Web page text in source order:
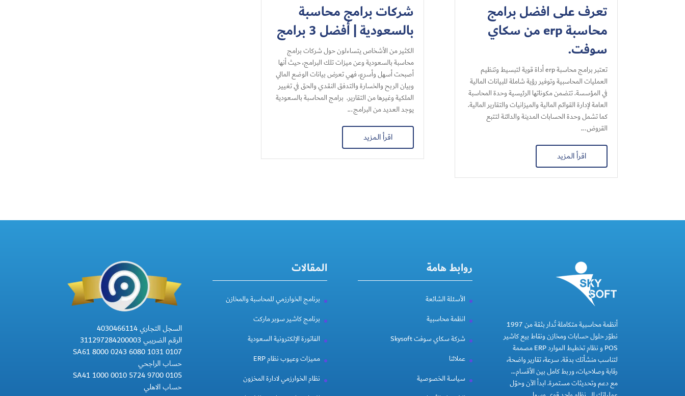
تعرف على افضل برامج
محاسبة erp من سكاي
سوفت.
تعتبر برامج محاسبة erp أداة قوية لتبسيط وتنظيم
العمليات المحاسبية وتوفير رؤية شاملة للبيانات المالية
في المؤسسة. تتضمن مكوناتها الرئيسية وحدة المحاسبة
العامة لإدارة القوائم المالية والميزانيات والتقارير المالية.
كما تشمل وحدة الحسابات المدينة والدائنة لتتبع
القروض...
اقرأ المزيد
شركات برامج محاسبة
بالسعودية | أفضل 3 برامج
الكثير من الأشخاص يتساءلون حول شركات برامج
محاسبة بالسعودية وعن ميزات تلك البرامج، حيث أنها
أصبحت أسهل وأسرع، فهي تعرض بيانات الوضع المالي
وبيان الربح والخسارة والتدفق النقدي والحق في تغيير
الملكية وغيرها من التقارير. برامج المحاسبة بالسعودية
يوجد العديد من البرامج...
اقرأ المزيد
أنظمة محاسبية متكاملة تُدار بثقة من 1997
نطوّر حلول حسابات ومخازن ونقاط بيع كاشير
POS و نظام تخطيط الموارد ERP مصممة
لتناسب منشأتك بدقة. سرعة، تقارير واضحة،
رقابة وصلاحيات، وربط كامل بين الأقسام…
مع دعم وتحديثات مستمرة. ابدأ الآن وحوّل
روابط هامة
الأسئلة الشائعة
انظمة محاسبية
شركة سكاي سوفت Skysoft
عملائنا
سياسة الخصوصية
المقالات
برنامج الخوارزمي للمحاسبة والمخازن
برنامج كاشير سوبر ماركت
الفاتورة الإلكترونية السعودية
مميزات وعيوب نظام ERP
نظام الخوارزمي لادارة المخزون
السجل التجاري 4030466114
الرقم الضريبي 311297284200003
SA61 8000 0243 6080 1031 0107
حساب الراجحي
SA41 1000 0010 5724 9700 0105
حساب الاهلي